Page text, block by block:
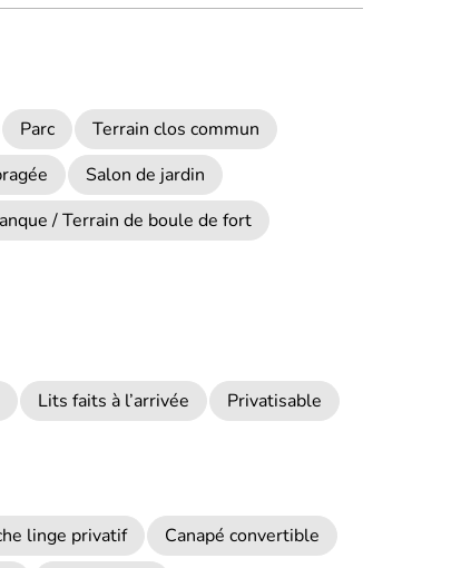
Parc
Terrain clos commun
Salon de jardin
/ Terrain de boule de fort
Lits faits à l’arrivée Privatisable
linge privatif
Canapé convertible